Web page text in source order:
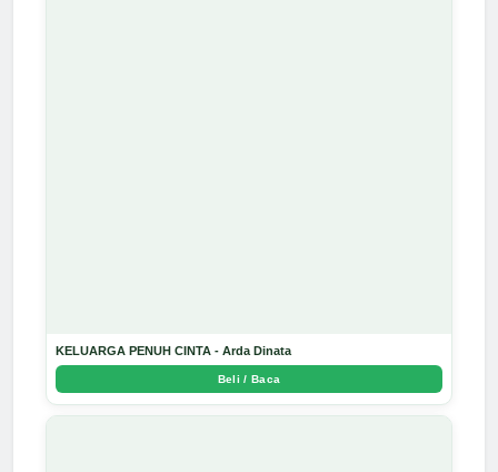
KELUARGA PENUH CINTA - Arda Dinata
Beli / Baca